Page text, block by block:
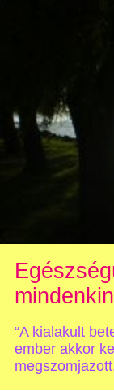
“A kialakult
ember akkor